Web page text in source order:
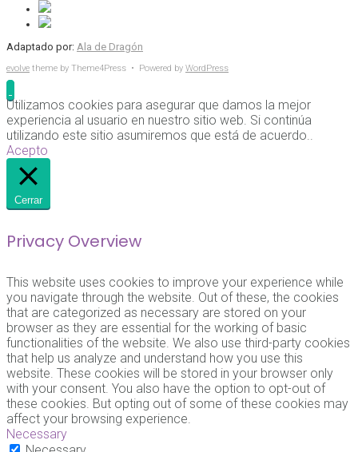
Adaptado por: Ala de Dragón
evolve theme by Theme4Press • Powered by WordPress
Utilizamos cookies para asegurar que damos la mejor
experiencia al usuario en nuestro sitio web. Si continúa
utilizando este sitio asumiremos que está de acuerdo..
Acepto
Cerrar
Privacy Overview
This website uses cookies to improve your experience while
you navigate through the website. Out of these, the cookies
that are categorized as necessary are stored on your
browser as they are essential for the working of basic
functionalities of the website. We also use third-party cookies
that help us analyze and understand how you use this
website. These cookies will be stored in your browser only
with your consent. You also have the option to opt-out of
these cookies. But opting out of some of these cookies may
affect your browsing experience.
Necessary